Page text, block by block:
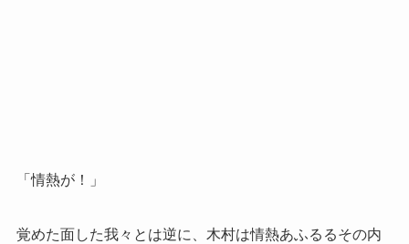
「情熱が！」
覚めた面した我々とは逆に、木村は情熱あふるるその内